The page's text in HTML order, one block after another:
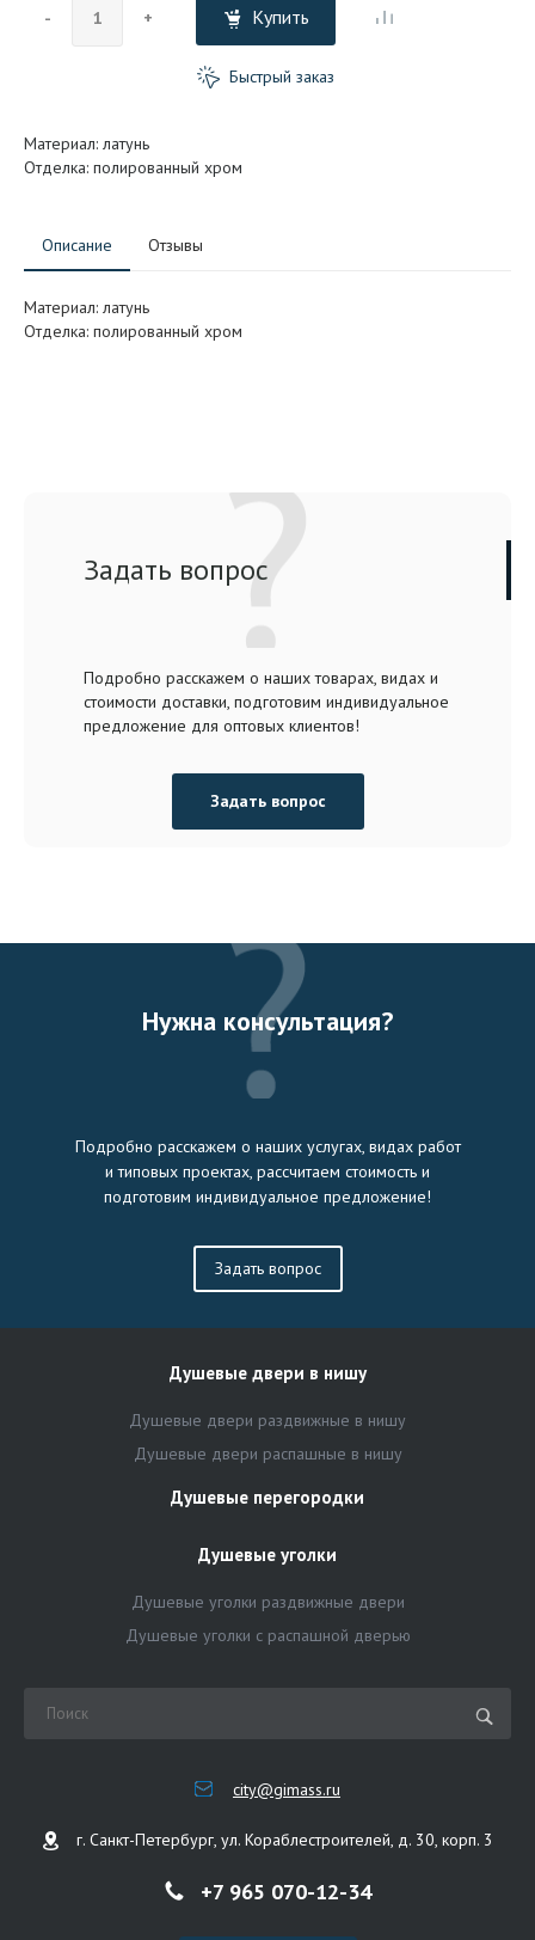
- + Купить
Быстрый заказ
Материал: латунь
Отделка: полированный хром
Описание Отзывы
Материал: латунь
Отделка: полированный хром
Задать вопрос
Подробно расскажем о наших товарах, видах и
стоимости доставки, подготовим индивидуальное
предложение для оптовых клиентов!
Задать вопрос
Нужна консультация?
Подробно расскажем о наших услугах, видах работ
и типовых проектах, рассчитаем стоимость и
подготовим индивидуальное предложение!
Задать вопрос
Душевые двери в нишу
Душевые двери раздвижные в нишу
Душевые двери распашные в нишу
Душевые перегородки
Душевые уголки
Душевые уголки раздвижные двери
Душевые уголки с распашной дверью
city@gimass.ru
г. Санкт-Петербург, ул. Кораблестроителей, д. 30, корп. 3
+7 965 070-12-34